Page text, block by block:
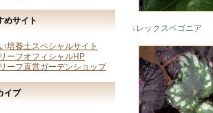
めサイト
培養土スペシャルサイト
ーフオフィシャルHP
ーフ直営ガーデンショップ
イブ
↓レックスベゴニア